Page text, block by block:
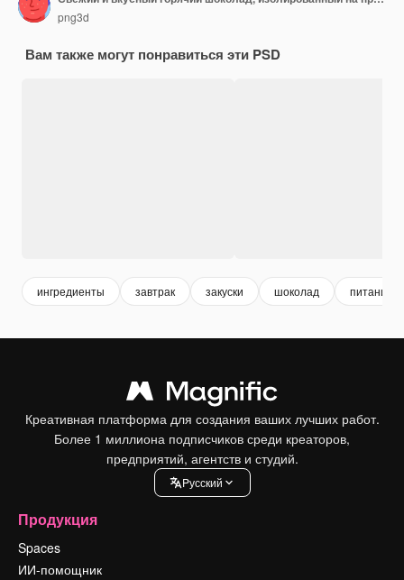
png3d
Вам также могут понравиться эти PSD
ингредиенты завтрак закуски шоколад питание
Креативная платформа для создания ваших лучших работ.
Более 1 миллиона подписчиков среди креаторов,
предприятий, агентств и студий.
Pусский
Продукция
Spaces
ИИ-помощник